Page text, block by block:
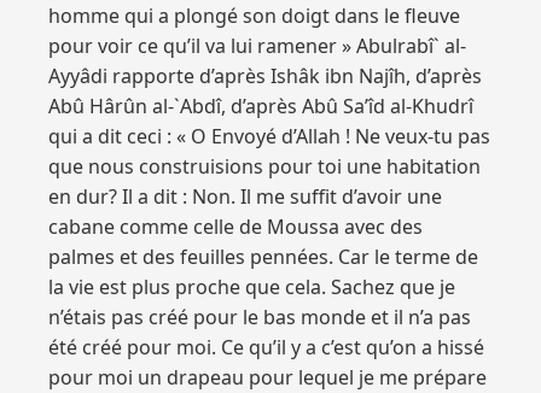
homme qui a plongé son doigt dans le fleuve
pour voir ce qu’il va lui ramener » Abulrabî` al-
Ayyâdi rapporte d’après Ishâk ibn Najîh, d’après
Abû Hârûn al-`Abdî, d’après Abû Sa’îd al-Khudrî
qui a dit ceci : « O Envoyé d’Allah ! Ne veux-tu pas
que nous construisions pour toi une habitation
en dur? Il a dit : Non. Il me suffit d’avoir une
cabane comme celle de Moussa avec des
palmes et des feuilles pennées. Car le terme de
la vie est plus proche que cela. Sachez que je
n’étais pas créé pour le bas monde et il n’a pas
été créé pour moi. Ce qu’il y a c’est qu’on a hissé
pour moi un drapeau pour lequel je me prépare